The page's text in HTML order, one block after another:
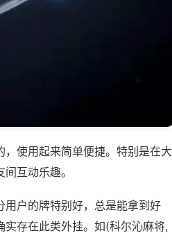
使用起来简单便捷。特别是在大
互动乐趣。
户的牌特别好，总是能拿到好
存在此类外挂。如(科尔沁麻将,